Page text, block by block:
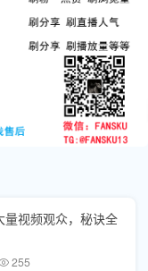
视频观众，秘诀全
255